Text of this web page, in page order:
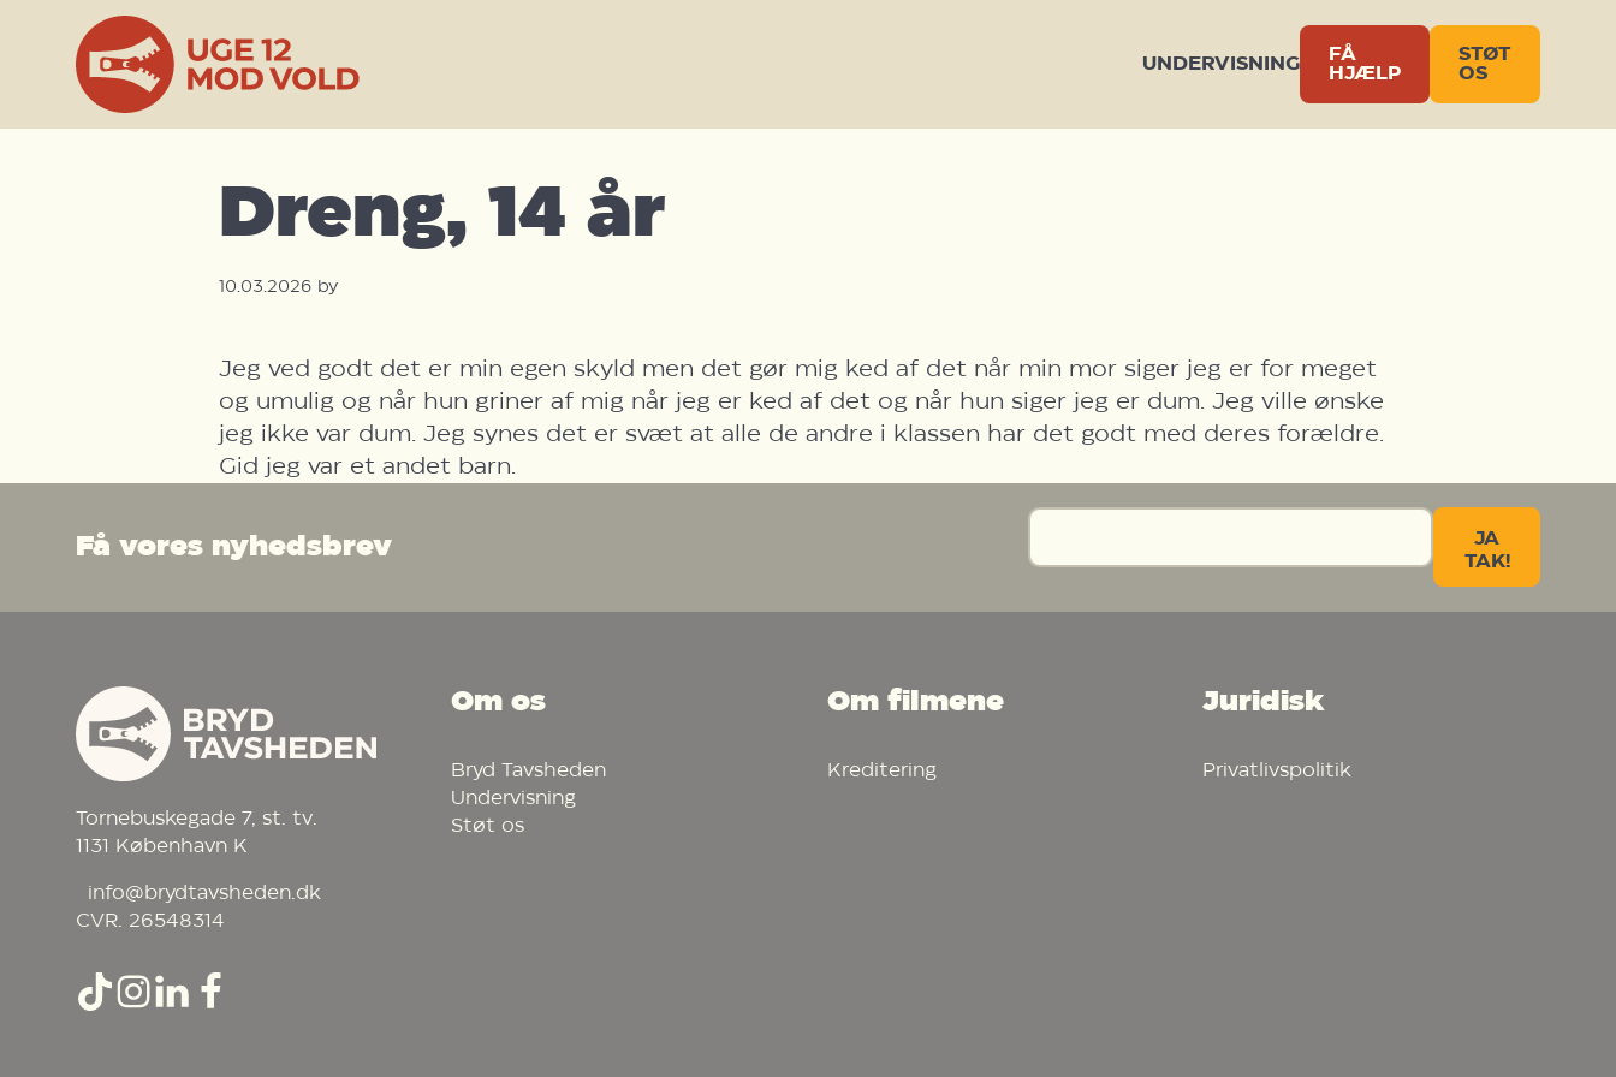
UNDERVISNING
FÅ
HJÆLP
STØT
OS
Dreng, 14 år
10.03.2026 by
Jeg ved godt det er min egen skyld men det gør mig ked af det når min mor siger jeg er for meget
og umulig og når hun griner af mig når jeg er ked af det og når hun siger jeg er dum. Jeg ville ønske
jeg ikke var dum. Jeg synes det er svæt at alle de andre i klassen har det godt med deres forældre.
Gid jeg var et andet barn.
Få vores nyhedsbrev
JA
TAK!
Footer
Tornebuskegade 7, st. tv.
1131 København K
info@brydtavsheden.dk
CVR. 26548314
Om os
Bryd Tavsheden
Undervisning
Støt os
Om filmene
Kreditering
Juridisk
Privatlivspolitik